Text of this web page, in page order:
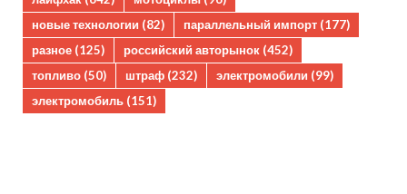
новые технологии (82) параллельный импорт (177)
разное (125) российский авторынок (452)
топливо (50) штраф (232) электромобили (99)
электромобиль (151)